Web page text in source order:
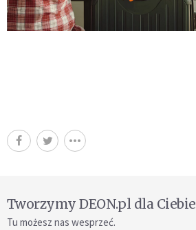
Tworzymy DEON.pl dla Ciebie
Tu możesz nas wesprzeć.